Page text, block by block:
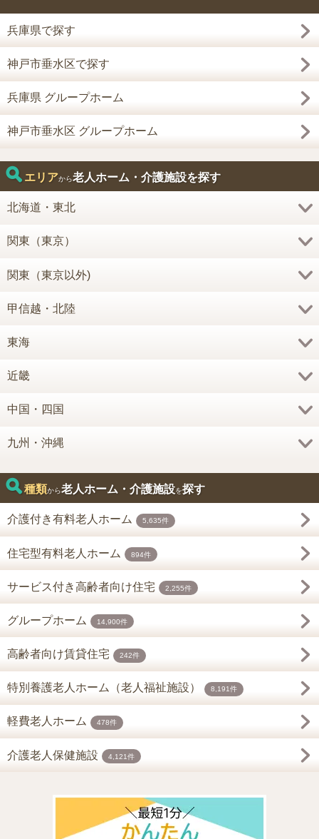
兵庫県で探す
神戸市垂水区で探す
兵庫県 グループホーム
神戸市垂水区 グループホーム
エリアから老人ホーム・介護施設を探す
北海道・東北
関東（東京）
関東（東京以外)
甲信越・北陸
東海
近畿
中国・四国
九州・沖縄
種類から老人ホーム・介護施設を探す
介護付き有料老人ホーム 5,635件
住宅型有料老人ホーム 894件
サービス付き高齢者向け住宅 2,255件
グループホーム 14,900件
高齢者向け賃貸住宅 242件
特別養護老人ホーム（老人福祉施設） 8,191件
軽費老人ホーム 478件
介護老人保健施設 4,121件